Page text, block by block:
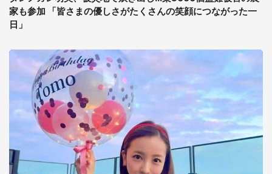
家も参加 「皆さまの優しさがたくさんの笑顔につながった一
日」